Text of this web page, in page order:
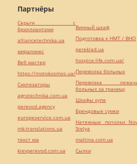
Партнёры
Серьги с
бриллиантами
alliancetechnika.ua
миралинкс
Веб мастер
https://motokosmos.ua/
Синтезаторы
agrotechnika.com.ua
perevod.agency
europeservice.com.ua
mk-translations.ua
текст юа
kievperevod.com.ua
Винный шкаф
Подготовка к НМТ / ВНО
pereklad.ua
hospice-life.com.ua/
Перевозка больных
Перевозка
больных за границу
Шкафы купе
Брендовые сумки
Натяжные потолки
Stelya
maltina.com.ua
Cылки